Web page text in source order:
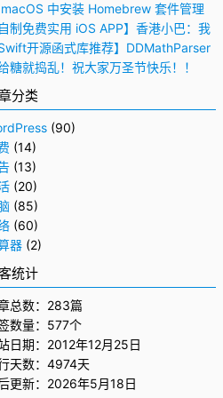
屏幕上显示你所触摸的位置
中安装 Homebrew 套件管理
自制免费实用 iOS APP】香港小巴：我
下车！
Swift开源函式库推荐】DDMathParser
过文字表达式（算式）计算结果
糖就捣乱！祝大家万圣节快乐！！
分类
(90)
(14)
(13)
(20)
(85)
(60)
器 (2)
统计
总数：283篇
数量：577个
日期：2012年12月25日
天数：4974天
更新：2026年5月18日